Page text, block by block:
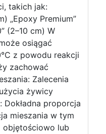
takich jak:
„Epoxy Premium”
(2–10 cm) W
osiągać
z powodu reakcji
zachować
Zalecenia
żywicy
Dokładna proporcja
mieszania w tym
objętościowo lub